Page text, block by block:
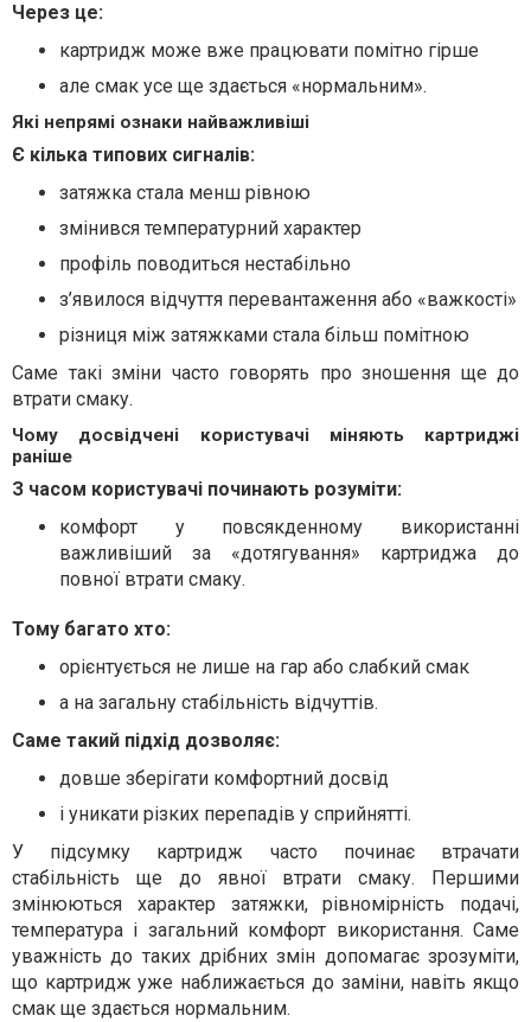
Через це:
картридж може вже працювати помітно гірше
але смак усе ще здається «нормальним».
Які непрямі ознаки найважливіші
Є кілька типових сигналів:
затяжка стала менш рівною
змінився температурний характер
профіль поводиться нестабільно
з’явилося відчуття перевантаження або «важкості»
різниця між затяжками стала більш помітною
Саме такі зміни часто говорять про зношення ще до
втрати смаку.
Чому досвідчені користувачі міняють картриджі
раніше
З часом користувачі починають розуміти:
комфорт у повсякденному використанні
важливіший за «дотягування» картриджа до
повної втрати смаку.
Тому багато хто:
орієнтується не лише на гар або слабкий смак
а на загальну стабільність відчуттів.
Саме такий підхід дозволяє:
довше зберігати комфортний досвід
і уникати різких перепадів у сприйнятті.
У підсумку картридж часто починає втрачати
стабільність ще до явної втрати смаку. Першими
змінюються характер затяжки, рівномірність подачі,
температура і загальний комфорт використання. Саме
уважність до таких дрібних змін допомагає зрозуміти,
що картридж уже наближається до заміни, навіть якщо
смак ще здається нормальним.